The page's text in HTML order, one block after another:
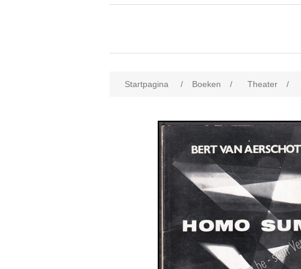
Startpagina / Boeken / Theater /